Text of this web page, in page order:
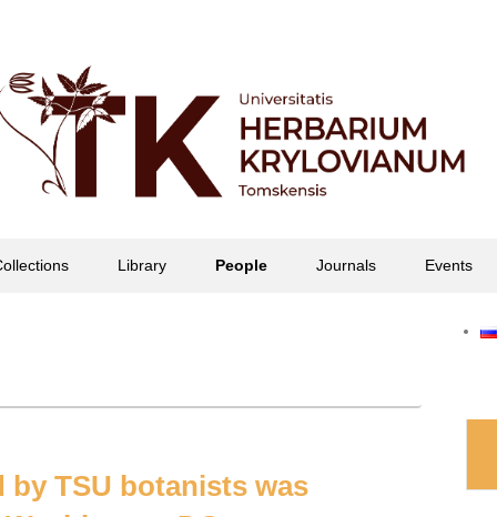
Library People Journals Events
TSU botanists was